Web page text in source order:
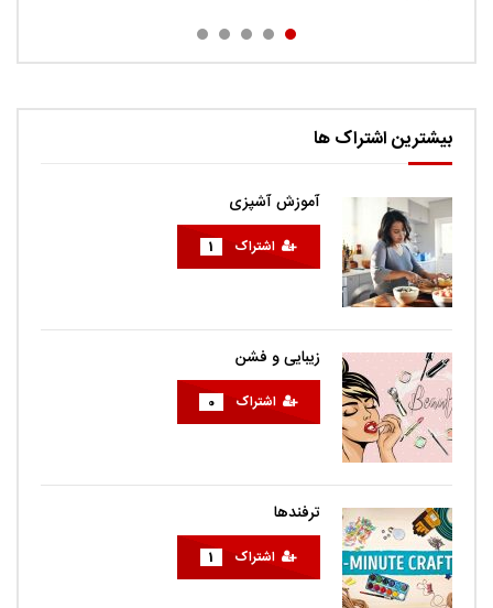
بیشترین اشتراک ها
آموزش آشپزی
اشتراک 1
زیبایی و فشن
اشتراک 0
ترفندها
اشتراک 1